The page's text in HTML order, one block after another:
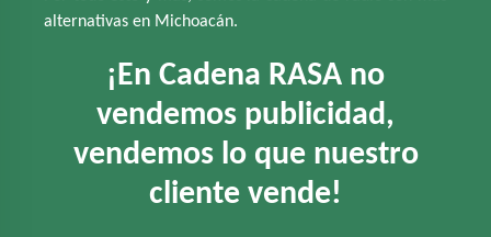
alternativas en Michoacán.
¡En Cadena RASA no
vendemos publicidad,
vendemos lo que nuestro
cliente vende!